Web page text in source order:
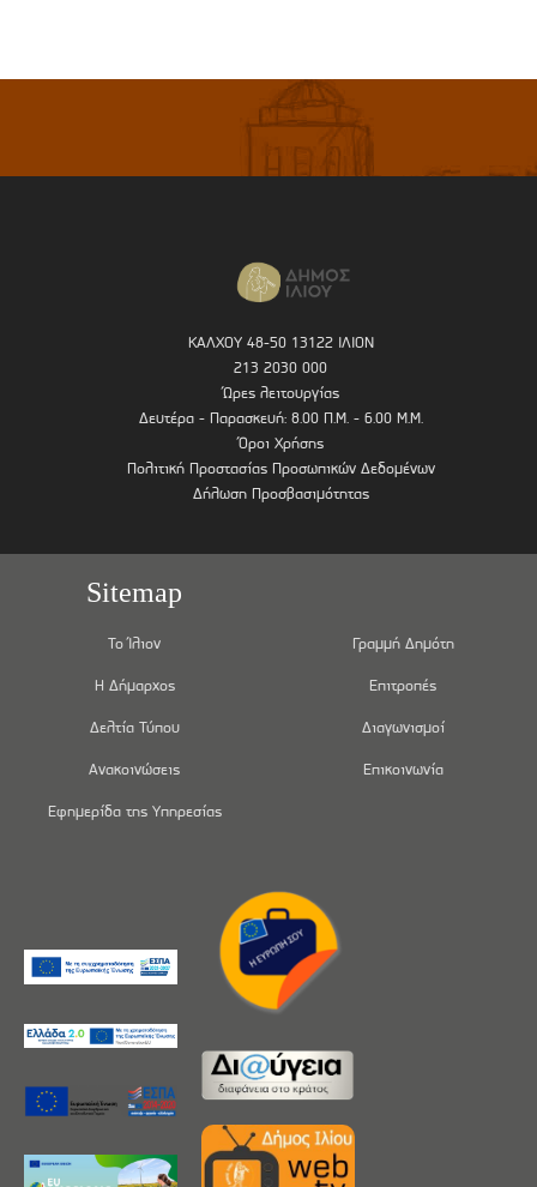
ΚΑΛΧΟΥ 48-50 13122 ΙΛΙΟΝ
213 2030 000
Ώρες λειτουργίας
Δευτέρα - Παρασκευή: 8.00 Π.Μ. - 6.00 Μ.Μ.
Όροι Χρήσης
Πολιτική Προστασίας Προσωπικών Δεδομένων
Δήλωση Προσβασιμότητας
Sitemap
Το Ίλιον
Η Δήμαρχος
Δελτία Τύπου
Ανακοινώσεις
Εφημερίδα της Υπηρεσίας
Γραμμή Δημότη
Επιτροπές
Διαγωνισμοί
Επικοινωνία